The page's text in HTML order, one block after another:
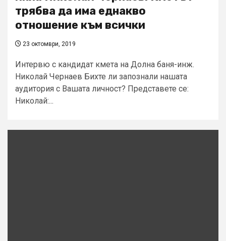
трябва да има еднакво
отношение към всички
23 октомври, 2019
Интервю с кандидат кмета на Долна баня-инж.
Николай Чернаев Бихте ли запознали нашата
аудитория с Вашата личност? Представете се:
Николай:...